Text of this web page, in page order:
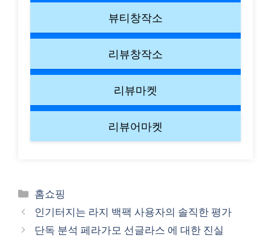
뷰티창작소
리뷰창작소
리뷰마켓
리뷰어마켓
Categories
홈쇼핑
인기터지는 라지 백팩 사용자의 솔직한 평가
단독 분석 페라가모 선글라스 에 대한 진실